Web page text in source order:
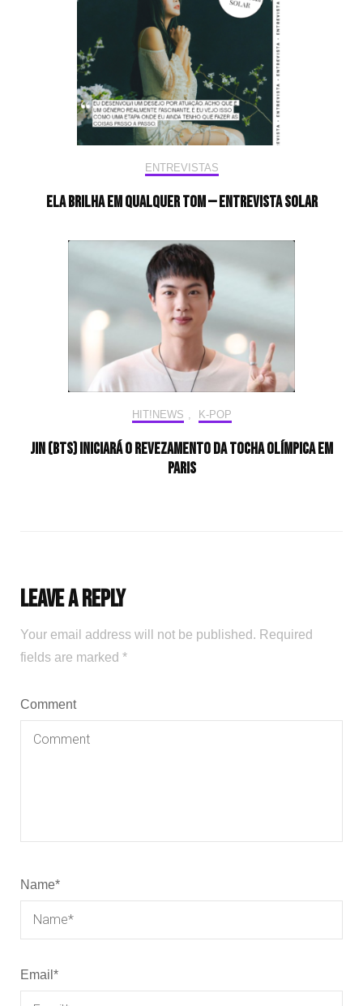
ENTREVISTAS
Ela brilha em qualquer tom — Entrevista Solar
HIT!NEWS , K-POP
Jin (BTS) iniciará o revezamento da tocha olímpica em
Paris
Leave a Reply
Your email address will not be published. Required
fields are marked *
Comment
Name*
Email *